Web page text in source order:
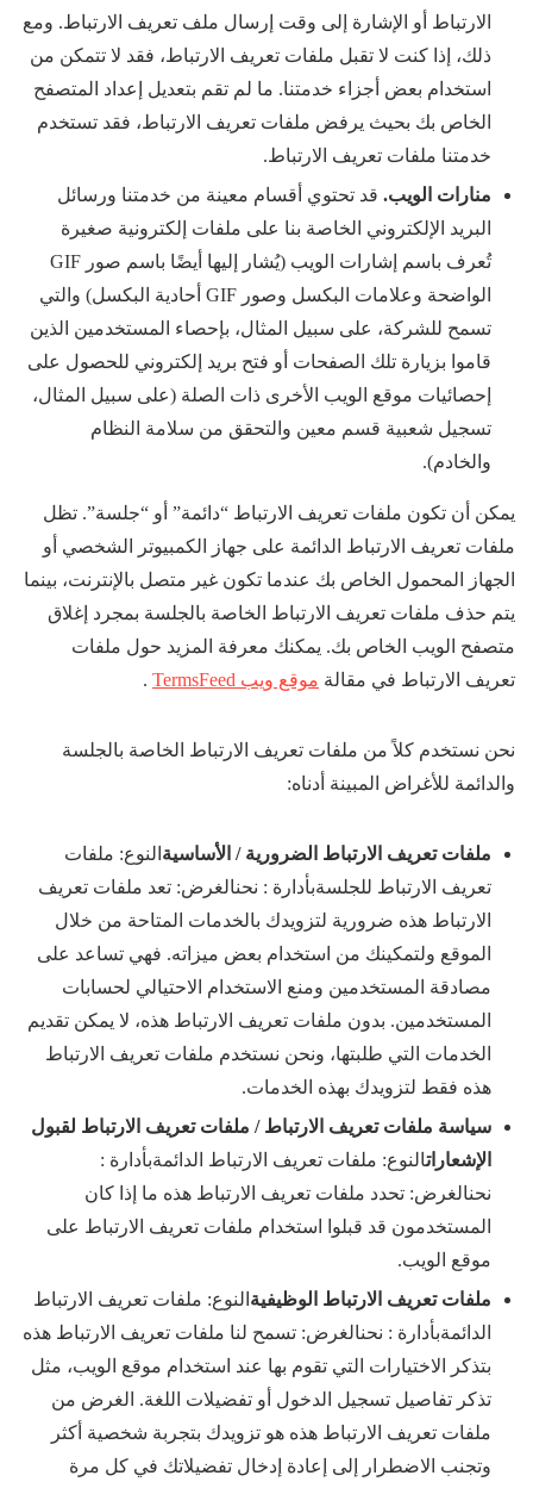
الارتباط أو الإشارة إلى وقت إرسال ملف تعريف الارتباط. ومع
ذلك، إذا كنت لا تقبل ملفات تعريف الارتباط، فقد لا تتمكن من
استخدام بعض أجزاء خدمتنا. ما لم تقم بتعديل إعداد المتصفح
الخاص بك بحيث يرفض ملفات تعريف الارتباط، فقد تستخدم
خدمتنا ملفات تعريف الارتباط.
منارات الويب. قد تحتوي أقسام معينة من خدمتنا ورسائل
البريد الإلكتروني الخاصة بنا على ملفات إلكترونية صغيرة
تُعرف باسم إشارات الويب (يُشار إليها أيضًا باسم صور GIF
الواضحة وعلامات البكسل وصور GIF أحادية البكسل) والتي
تسمح للشركة، على سبيل المثال، بإحصاء المستخدمين الذين
قاموا بزيارة تلك الصفحات أو فتح بريد إلكتروني للحصول على
إحصائيات موقع الويب الأخرى ذات الصلة (على سبيل المثال،
تسجيل شعبية قسم معين والتحقق من سلامة النظام
والخادم).
يمكن أن تكون ملفات تعريف الارتباط “دائمة” أو “جلسة”. تظل
ملفات تعريف الارتباط الدائمة على جهاز الكمبيوتر الشخصي أو
الجهاز المحمول الخاص بك عندما تكون غير متصل بالإنترنت، بينما
يتم حذف ملفات تعريف الارتباط الخاصة بالجلسة بمجرد إغلاق
متصفح الويب الخاص بك. يمكنك معرفة المزيد حول ملفات
تعريف الارتباط في مقالة موقع ويب TermsFeed .
نحن نستخدم كلاً من ملفات تعريف الارتباط الخاصة بالجلسة
والدائمة للأغراض المبينة أدناه:
ملفات تعريف الارتباط الضرورية / الأساسية النوع: ملفات
تعريف الارتباط للجلسةبأدارة : نحنالغرض: تعد ملفات تعريف
الارتباط هذه ضرورية لتزويدك بالخدمات المتاحة من خلال
الموقع ولتمكينك من استخدام بعض ميزاته. فهي تساعد على
مصادقة المستخدمين ومنع الاستخدام الاحتيالي لحسابات
المستخدمين. بدون ملفات تعريف الارتباط هذه، لا يمكن تقديم
الخدمات التي طلبتها، ونحن نستخدم ملفات تعريف الارتباط
هذه فقط لتزويدك بهذه الخدمات.
سياسة ملفات تعريف الارتباط / ملفات تعريف الارتباط لقبول
الإشعاراتالنوع: ملفات تعريف الارتباط الدائمةبأدارة :
نحنالغرض: تحدد ملفات تعريف الارتباط هذه ما إذا كان
المستخدمون قد قبلوا استخدام ملفات تعريف الارتباط على
موقع الويب.
ملفات تعريف الارتباط الوظيفية النوع: ملفات تعريف الارتباط
الدائمةبأدارة : نحنالغرض: تسمح لنا ملفات تعريف الارتباط هذه
بتذكر الاختيارات التي تقوم بها عند استخدام موقع الويب، مثل
تذكر تفاصيل تسجيل الدخول أو تفضيلات اللغة. الغرض من
ملفات تعريف الارتباط هذه هو تزويدك بتجربة شخصية أكثر
وتجنب الاضطرار إلى إعادة إدخال تفضيلاتك في كل مرة